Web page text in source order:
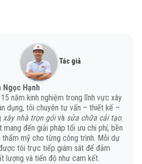
Tác giả
Ngọc Hạnh
năm kinh nghiệm trong lĩnh vực xây
dụng, tôi chuyên tư vấn – thiết kế –
xây nhà trọn góivà sửa chữa cải tạo.
mang đến giải pháp tối ưu chi phí, bền
thẩm mỹ cho từng công trình. Mỗi dự
tôi trực tiếp giám sát để đảm
lượng và tiến độ như cam kết.